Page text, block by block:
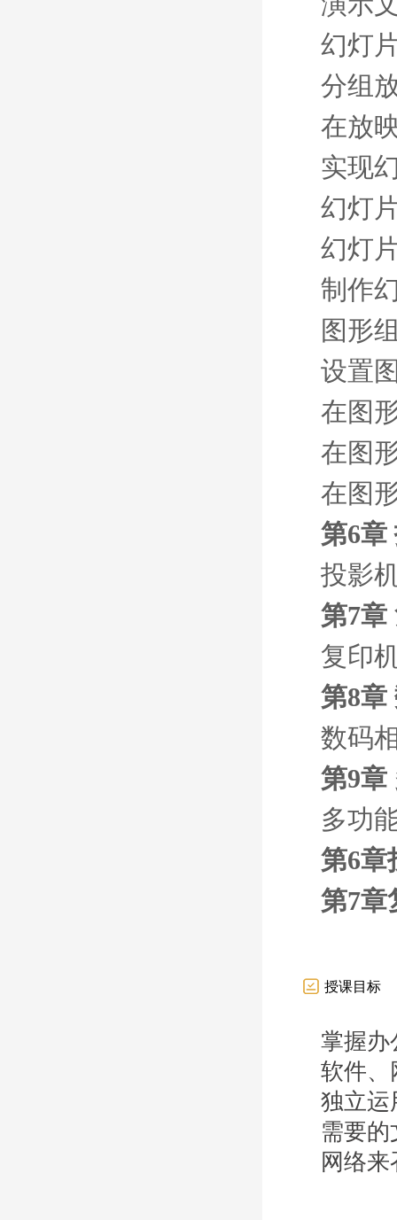
幻灯
分组
在放
实现
幻灯
幻灯
制作
图形
设置
在图
在图
在图
第6章
投影
第7章
复印
第8章
数码
第9章
多功
第6章
第7章
授课目标
掌握办
软件、
独立运
需要
网络